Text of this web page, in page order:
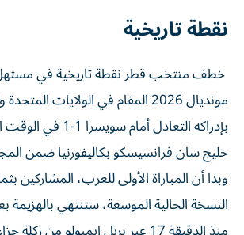
نقطة تاريخية
خطف منتخب قطر نقطة تاريخية في
مونديال 2026 المقام في الولايات
بإدراكه التعادل
خليج سان فرانسيسكو بكاليفورنيا ضمن
وبدا أن المباراة الأولى للعرب، المشاركين
النسخة الحالية الموسعة، ستنتهي بالهزيمة